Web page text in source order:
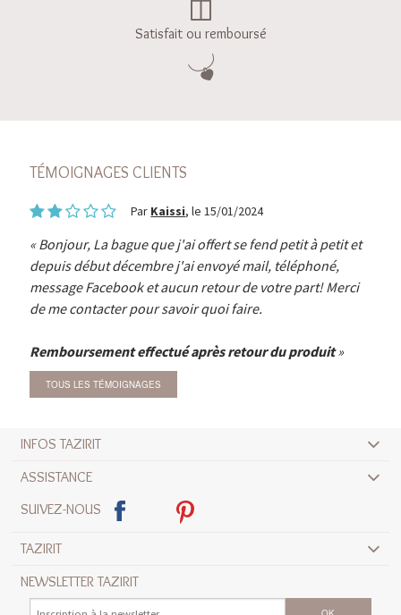
Satisfait ou remboursé
TÉMOIGNAGES CLIENTS
Par Kaissi, le 15/01/2024
Bonjour, La bague que j'ai offert se fend petit à petit et
depuis début décembre j'ai envoyé mail, téléphoné,
message Facebook et aucun retour de votre part! Merci
de me contacter pour savoir quoi faire.
Remboursement effectué après retour du produit
TOUS LES TÉMOIGNAGES
INFOS TAZIRIT
ASSISTANCE
SUIVEZ-NOUS
TAZIRIT
NEWSLETTER TAZIRIT